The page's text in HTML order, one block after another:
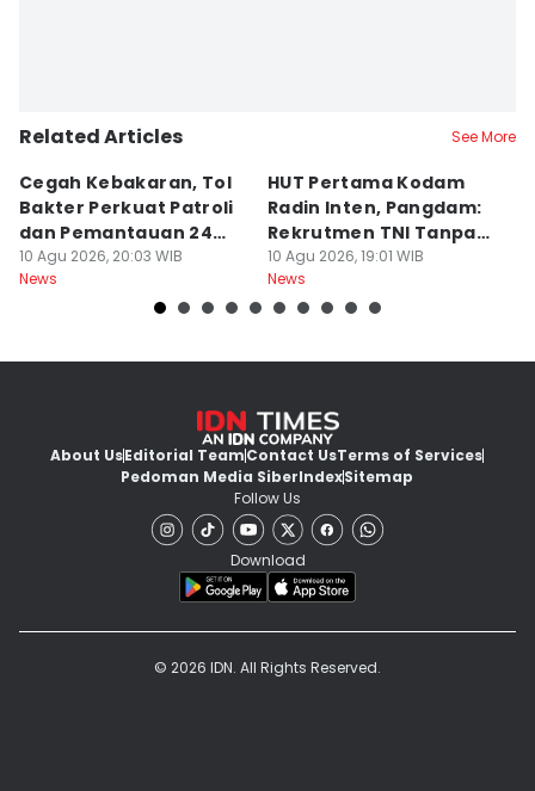
Related Articles See More
Cegah Kebakaran, Tol
Bakter Perkuat Patroli
dan Pemantauan 24
Jam
10 Agu 2026, 20:03 WIB
News
HUT Pertama Kodam
Radin Inten, Pangdam:
Rekrutmen TNI Tanpa
Main Uang
10 Agu 2026, 19:01 WIB
News
About UsEditorial TeamContact UsTerms of Services
Pedoman Media SiberIndexSitemap
Follow Us
Download
© 2026 IDN. All Rights Reserved.